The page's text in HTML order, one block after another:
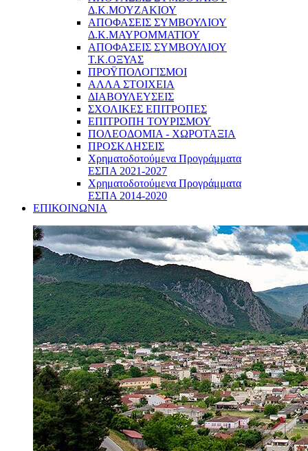
Δ.Κ.ΜΟΥΖΑΚΙΟΥ
ΑΠΟΦΑΣΕΙΣ ΣΥΜΒΟΥΛΙΟΥ
Δ.Κ.ΜΑΥΡΟΜΜΑΤΙΟΥ
ΑΠΟΦΑΣΕΙΣ ΣΥΜΒΟΥΛΙΟΥ
Τ.Κ.ΟΞΥΑΣ
ΠΡΟΫΠΟΛΟΓΙΣΜΟΙ
ΑΛΛΑ ΣΤΟΙΧΕΙΑ
ΔΙΑΒΟΥΛΕΥΣΕΙΣ
ΣΧΟΛΙΚΕΣ ΕΠΙΤΡΟΠΕΣ
ΕΠΙΤΡΟΠΗ ΤΟΥΡΙΣΜΟΥ
ΠΟΛΕΟΔΟΜΙΑ - ΧΩΡΟΤΑΞΙΑ
ΠΡΟΣΚΛΗΣΕΙΣ
Χρηματοδοτούμενα Προγράμματα
ΕΣΠΑ 2021-2027
Χρηματοδοτούμενα Προγράμματα
ΕΣΠΑ 2014-2020
ΕΠΙΚΟΙΝΩΝΙΑ